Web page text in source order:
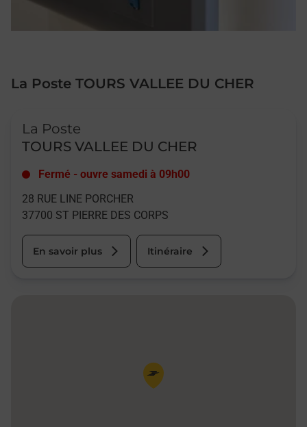
La Poste TOURS VALLEE DU CHER
La Poste
TOURS VALLEE DU CHER
Fermé - ouvre samedi à 09h00
28 RUE LINE PORCHER
37700 ST PIERRE DES CORPS
En savoir plus Itinéraire
Pin de la carte